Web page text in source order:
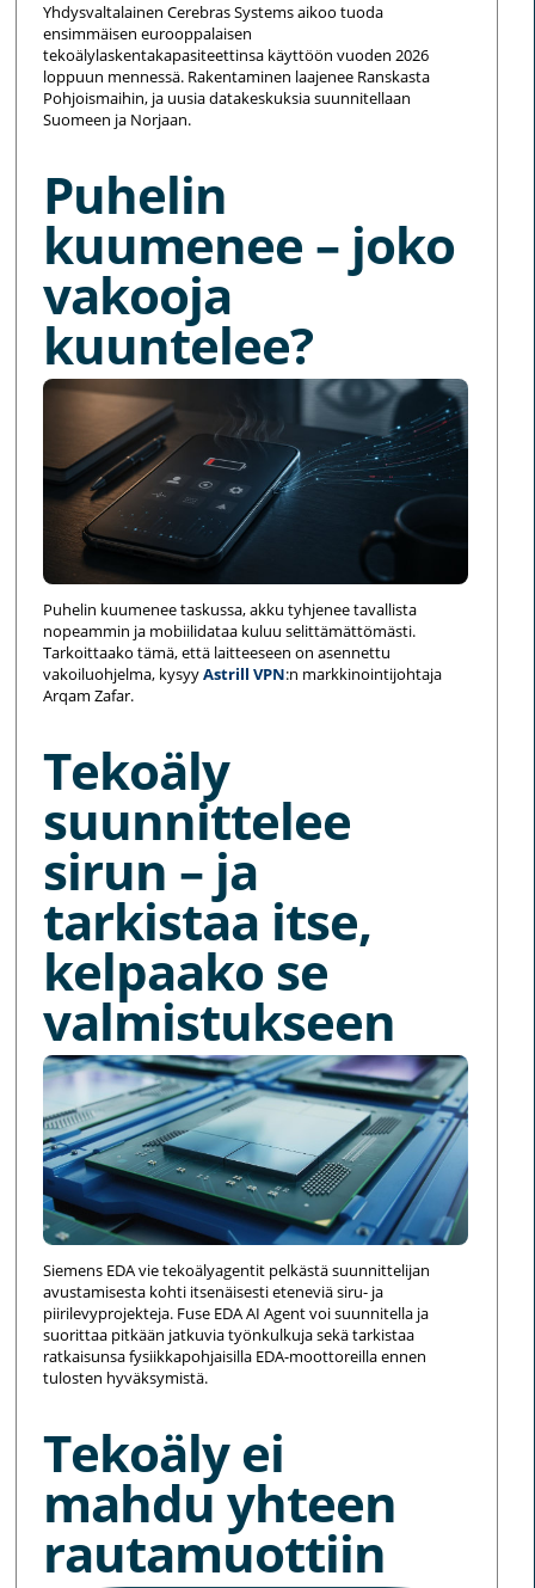
Yhdysvaltalainen Cerebras Systems aikoo tuoda
ensimmäisen eurooppalaisen
tekoälylaskentakapasiteettinsa käyttöön vuoden 2026
loppuun mennessä. Rakentaminen laajenee Ranskasta
Pohjoismaihin, ja uusia datakeskuksia suunnitellaan
Suomeen ja Norjaan.
Puhelin
kuumenee – joko
vakooja
kuuntelee?
Puhelin kuumenee taskussa, akku tyhjenee tavallista
nopeammin ja mobiilidataa kuluu selittämättömästi.
Tarkoittaako tämä, että laitteeseen on asennettu
vakoiluohjelma, kysyyAstrill VPN:n markkinointijohtaja
Arqam Zafar.
Tekoäly
suunnittelee
sirun – ja
tarkistaa itse,
kelpaako se
valmistukseen
Siemens EDA vie tekoälyagentit pelkästä suunnittelijan
avustamisesta kohti itsenäisesti eteneviä siru- ja
piirilevyprojekteja. Fuse EDA AI Agent voi suunnitella ja
suorittaa pitkään jatkuvia työnkulkuja sekä tarkistaa
ratkaisunsa fysiikkapohjaisilla EDA-moottoreilla ennen
tulosten hyväksymistä.
Tekoäly ei
mahdu yhteen
rautamuottiin